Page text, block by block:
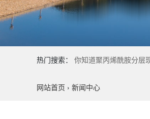
热门搜索： 你知道聚丙烯酰胺分层
网站首页 › 新闻中心